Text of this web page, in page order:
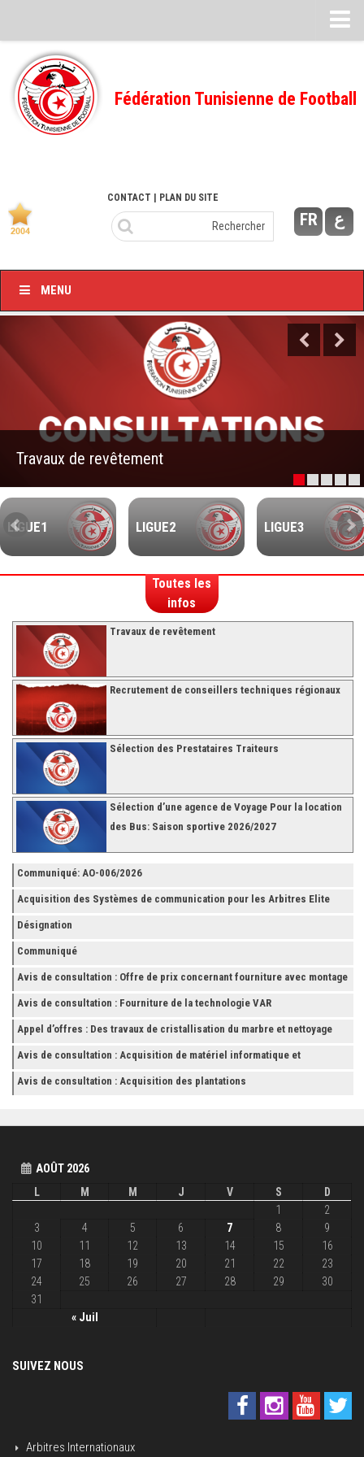
Feuille de match
FMI – 2022/2023
Ligue I – 2022/2023
Ligue I – 2020/2021
Ligue I – 2019/2020
Feuilles de match 2018/2019
Feuille de match 2017/2018
–Ligue I–
–Ligue II–
Feuille de match 2016/2017
-Ligue I-
-Ligue II-
Fédération Tunisienne de Football
FR ع
CONTACT | PLAN DU SITE
MENU
Travaux de revêtement
LIGUE1 LIGUE2 LIGUE3
Toutes les
infos
Travaux de revêtement
Recrutement de conseillers techniques régionaux
Sélection des Prestataires Traiteurs
Sélection d’une agence de Voyage Pour la location
des Bus: Saison sportive 2026/2027
Communiqué: AO-006/2026
Acquisition des Systèmes de communication pour les Arbitres Elite
Désignation
Communiqué
Avis de consultation : Offre de prix concernant fourniture avec montage
et finition de RAYONNAGES pour la Fédération Tunisienne de Football
Avis de consultation : Fourniture de la technologie VAR
Appel d’offres : Des travaux de cristallisation du marbre et nettoyage
des grès
Avis de consultation : Acquisition de matériel informatique et
Accessoires
Avis de consultation : Acquisition des plantations
AOÛT 2026
L
M M J V S D
« Juil
1
2
3
4 5 6 7 8
9
10
11 12 13 14 15
16
17
18 19 20 21 22
23
24
25 26 27 28 29
30
31
SUIVEZ NOUS
Arbitres Internationaux